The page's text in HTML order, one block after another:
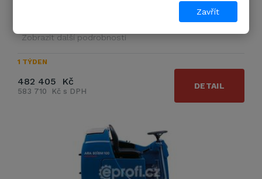
Zobrazit další podrobnosti
1 TÝDEN
482 405 Kč
583 710 Kč s DPH
DETAIL
Zavřít